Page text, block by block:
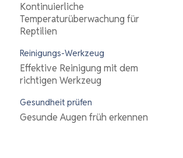
Kontinuierliche
Temperaturüberwachung für
Reptilien
Reinigungs-Werkzeug
Effektive Reinigung mit dem
richtigen Werkzeug
Gesundheit prüfen
Gesunde Augen früh erkennen